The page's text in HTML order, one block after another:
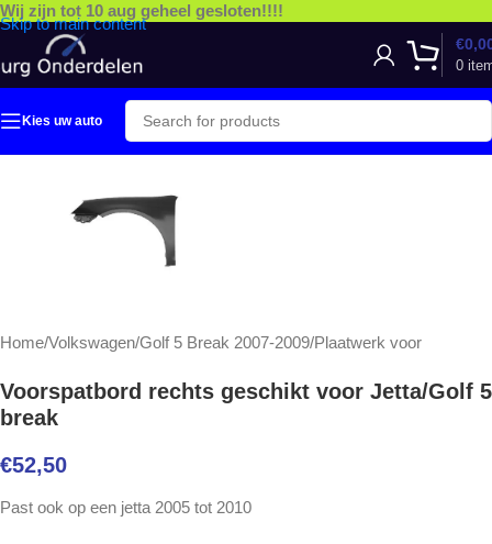
Skip to main content
Wij zijn tot 10 aug geheel gesloten!!!!
0
€
Kies uw auto
Home/Volkswagen/Golf 5 Break 2007-2009/Plaatwerk voor
Voorspatbord rechts geschikt voor Jetta/Golf 5
break
€52,50
Past ook op een jetta 2005 tot 2010